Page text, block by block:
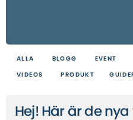
ALLA BLOGG EVENT
VIDEOS PRODUKT
Hej! Här är de